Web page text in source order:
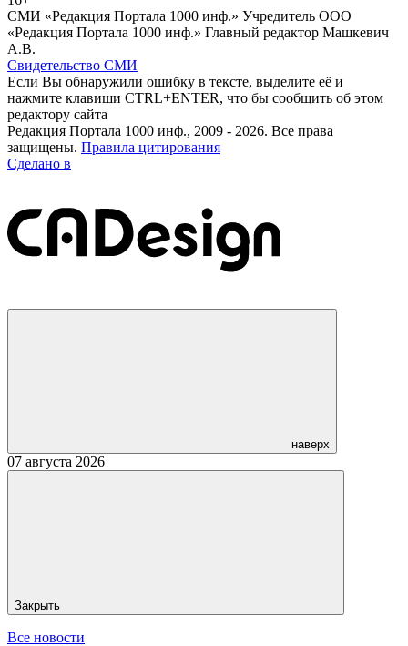
СМИ «Редакция Портала 1000 инф.» Учредитель ООО
«Редакция Портала 1000 инф.» Главный редактор Машкевич
А.В.
Свидетельство СМИ
Если Вы обнаружили ошибку в тексте, выделите её и
нажмите клавиши CTRL+ENTER, что бы сообщить об этом
редактору сайта
Редакция Портала 1000 инф., 2009 - 2026. Все права
защищены. Правила цитирования
Сделано в
наверх
07 августа 2026
Закрыть
Все новости